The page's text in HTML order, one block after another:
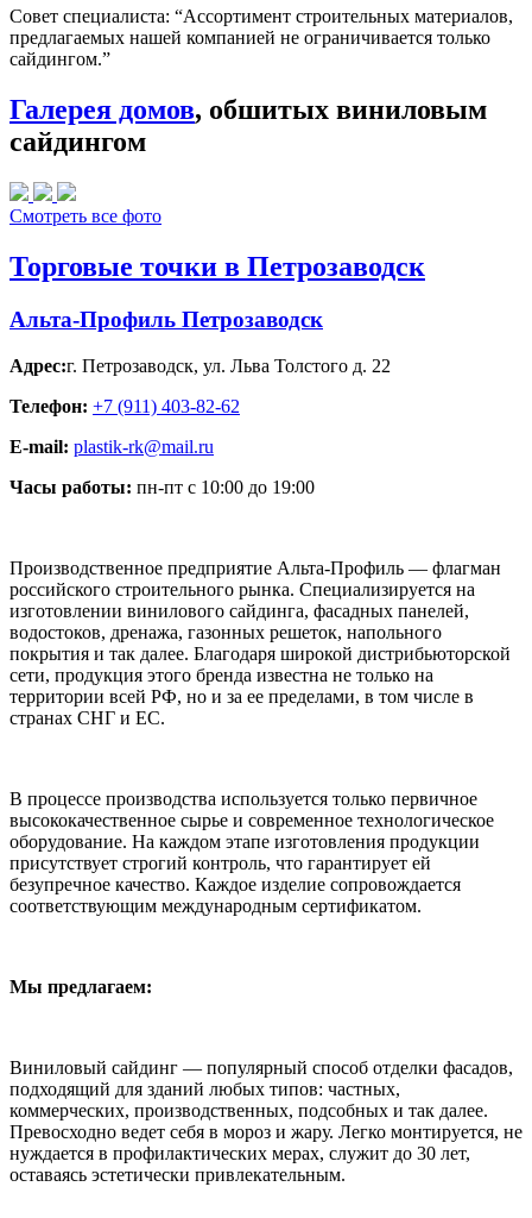
Совет специалиста: “Ассортимент строительных материалов,
предлагаемых нашей компанией не ограничивается только
сайдингом.”
Галерея домов, обшитых виниловым
сайдингом
Смотреть все фото
Торговые точки в Петрозаводск
Альта-Профиль Петрозаводск
Адрес:г. Петрозаводск, ул. Льва Толстого д. 22
Телефон: +7 (911) 403-82-62
E-mail: plastik-rk@mail.ru
Часы работы: пн-пт с 10:00 до 19:00
Производственное предприятие Альта-Профиль — флагман
российского строительного рынка. Специализируется на
изготовлении винилового сайдинга, фасадных панелей,
водостоков, дренажа, газонных решеток, напольного
покрытия и так далее. Благодаря широкой дистрибьюторской
сети, продукция этого бренда известна не только на
территории всей РФ, но и за ее пределами, в том числе в
странах СНГ и ЕС.
В процессе производства используется только первичное
высококачественное сырье и современное технологическое
оборудование. На каждом этапе изготовления продукции
присутствует строгий контроль, что гарантирует ей
безупречное качество. Каждое изделие сопровождается
соответствующим международным сертификатом.
Мы предлагаем:
Виниловый сайдинг — популярный способ отделки фасадов,
подходящий для зданий любых типов: частных,
коммерческих, производственных, подсобных и так далее.
Превосходно ведет себя в мороз и жару. Легко монтируется, не
нуждается в профилактических мерах, служит до 30 лет,
оставаясь эстетически привлекательным.